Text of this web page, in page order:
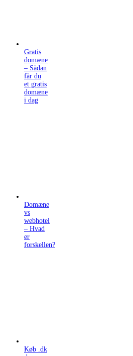
Gratis
domæne
– Sådan
får du
et gratis
domæne
i dag
Domæne
vs
webhotel
– Hvad
er
forskellen?
Køb .dk